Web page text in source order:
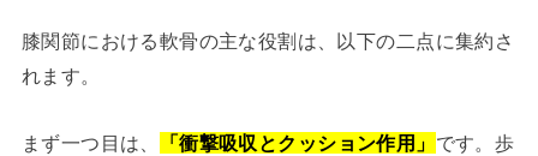
膝関節における軟骨の主な役割は、以下の二点に集約さ
れます。
まず一つ目は、 「衝撃吸収とクッション作用」 です。歩